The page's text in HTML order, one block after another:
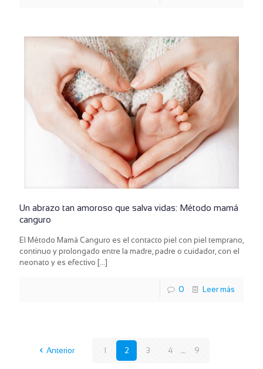
Un abrazo tan amoroso que salva vidas: Método mamá
canguro
El Método Mamá Canguro es el contacto piel con piel temprano,
continuo y prolongado entre la madre, padre o cuidador, con el
neonato y es efectivo […]
0 Leer más
Anterior 1 2 3 4 ... 9